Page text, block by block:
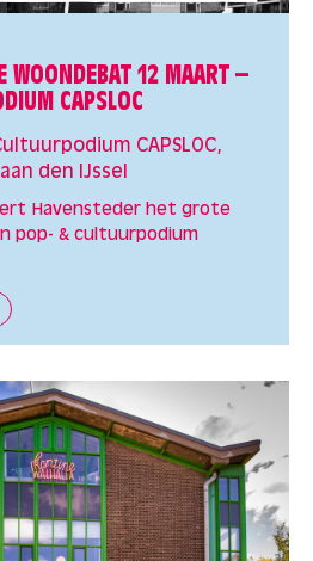
WOONDEBAT 12 MAART –
CAPSLOC
CAPSLOC,
den IJssel
Havensteder het grote
pop- & cultuurpodium